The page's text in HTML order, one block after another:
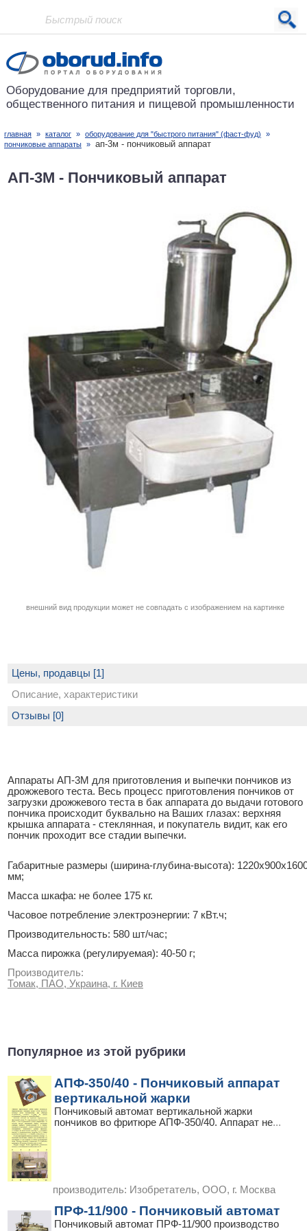
Проект основан в 2001 году
Оборудование для предприятий торговли,
общественного питания и пищевой промышленности
главная » каталог » оборудование для "быстрого питания" (фаст-фуд)
»
пончиковые аппараты » ап-3м - пончиковый аппарат
АП-3М - Пончиковый аппарат
внешний вид продукции может не совпадать с изображением на картинке
Цены, продавцы [1]
Описание, характеристики
Аппараты АП-3М для приготовления и выпечки пончиков из
дрожжевого теста. Весь процесс приготовления пончиков от
загрузки дрожжевого теста в бак аппарата до выдачи готового
пончика происходит буквально на Ваших глазах: верхняя
крышка аппарата - стеклянная, и покупатель видит, как его
пончик проходит все стадии выпечки.
Габаритные размеры (ширина-глубина-высота):
мм;
Масса шкафа: не более 175 кг.
Часовое потребление электроэнергии: 7 кВт.ч;
Производительность: 580 шт/час;
Масса пирожка (регулируемая): 40-50 г;
Производитель:
Томак, ПАО, Украина, г. Киев
Отзывы [0]
Популярное из этой рубрики
АПФ-350/40 - Пончиковый аппарат
вертикальной жарки
Пончиковый автомат вертикальной жарки
пончиков во фритюре АПФ-350/40. Аппарат не...
производитель: Изобретатель, ООО, г. Москва
ПРФ-11/900 - Пончиковый автомат
Пончиковый автомат ПРФ-11/900 производство